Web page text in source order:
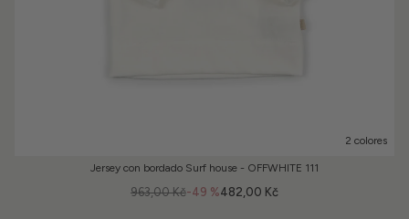
2 colores
Jersey con bordado Surf house - OFFWHITE 111
-49 %
963,00 Kč 482,00 Kč